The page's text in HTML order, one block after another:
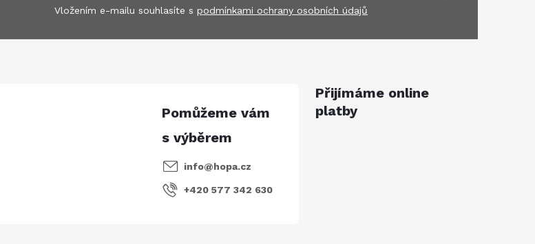
Vložením e-mailu souhlasíte s podmínkami ochrany osobních údajů
info@hopa.cz
+420 577 342 630
Přijímáme online
platby